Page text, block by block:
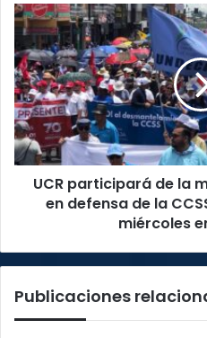
túneles
UCR
participará
de
la
manifestación
pacífica
en
defensa
de
este
en
UCR participará de la
en defensa de la
miércoles
Publicaciones